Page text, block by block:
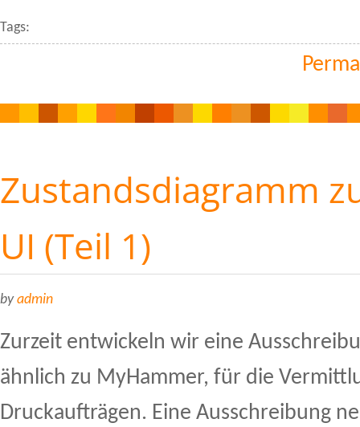
Tags:
Zustandsdiagramm
UI (Teil 1)
byadmin
Zurzeit entwickeln wir eine
ähnlich zu MyHammer, für die
Druckaufträgen. Eine Ausschreibung